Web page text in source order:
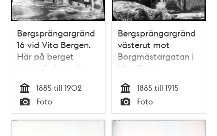
Bergsprängargränd
16 vid Vita Bergen.
Här på berget
byggs Sofia kyrka
1902-1906.
Motsvarar nuv.
läget på kyrkans
nordöstra hörn
Tid
1885 till 1902
Typ
Foto
Bergsprängargränd
västerut mot
Borgmästargatan i
Vita Bergen.
Bergsprängargränd
nummer 20 och 18
på vänster sida.
Nuv. läge är nordost
Tid
1885 till 1915
Typ
Foto